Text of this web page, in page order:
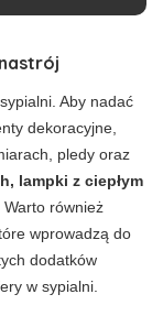
Aby nadać
dekoracyjne,
pledy oraz
lampki z ciepłym
Warto również
wprowadzą do
dodatków
w sypialni.